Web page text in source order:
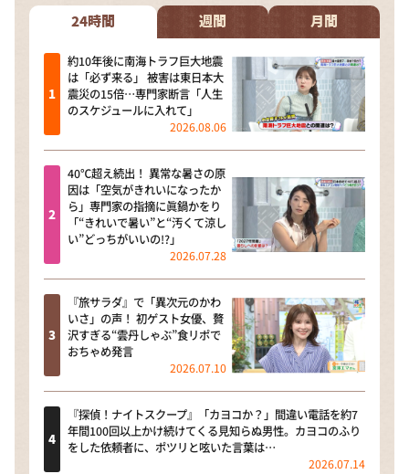
24時間 週間 月間
約10年後に南海トラフ巨大地震
は「必ず来る」 被害は東日本大
震災の15倍…専門家断言「人生
のスケジュールに入れて」
2026.08.06
40℃超え続出！ 異常な暑さの原
因は「空気がきれいになったか
ら」専門家の指摘に眞鍋かをり
「“きれいで暑い”と“汚くて涼し
い”どっちがいいの!?」
2026.07.28
『旅サラダ』で「異次元のかわ
いさ」の声！ 初ゲスト女優、贅
沢すぎる“雲丹しゃぶ”食リポで
おちゃめ発言
2026.07.10
『探偵！ナイトスクープ』「カヨコか？」間違い電話を約7
年間100回以上かけ続けてくる見知らぬ男性。カヨコのふり
をした依頼者に、ポツリと呟いた言葉は…
2026.07.14